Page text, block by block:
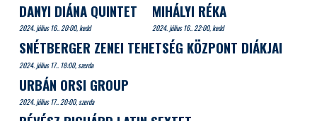
DANYI DIÁNA QUINTET
2024. július 16.. 20:00, kedd
MIHÁLYI RÉKA
2024. július 16.. 22:00, kedd
SNÉTBERGER ZENEI TEHETSÉG KÖZPONT DIÁKJAI
2024. július 17.. 18:00, szerda
URBÁN ORSI GROUP
2024. július 17.. 20:00, szerda